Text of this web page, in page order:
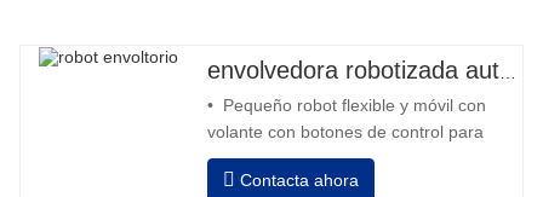
• Pequeño robot flexible y móvil con
volante con botones de control para
avanzar y retroceder • Operación fuera
de la columna • 2 baterías serie 12V /
Contacta ahora